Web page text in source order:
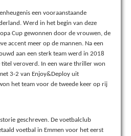
een vooraanstaande
Werd in het begin van deze
Cup gewonnen door de vrouwen, de
accent meer op de mannen. Na een
aan een sterk team werd in 2018
veroverd. In een ware thriller won
3-2 van Enjoy&Deploy uit
het team voor de tweede keer op rij
geschreven. De voetbalclub
voetbal in Emmen voor het eerst